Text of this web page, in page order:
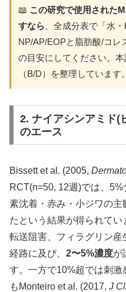
📖 この研究で使用された
すなら、全成分表で「水
NP/AP/EOPと脂肪酸/コレ
の目安にしてください。
（B/D）を整理しています。
2. ナイアシンアミド
のエース
Bissett et al. (2005,
RCT(n=50, 12週)では、
素沈着・赤み・小ジワの
たという結果が得られて
転送阻害、フィラグリン
経路に及び、 2〜5%濃度が
す。一方で10%超では刺激
もMonteiro et al. (2017, J